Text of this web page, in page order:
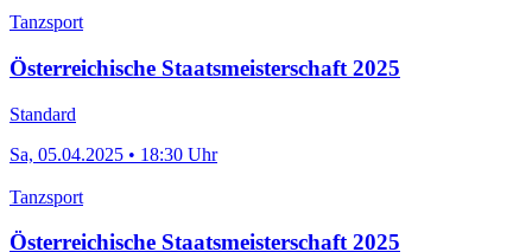
Tanzsport
Österreichische Staatsmeisterschaft 2025
Standard
Sa, 05.04.2025 • 18:30 Uhr
Tanzsport
Österreichische Staatsmeisterschaft 2025